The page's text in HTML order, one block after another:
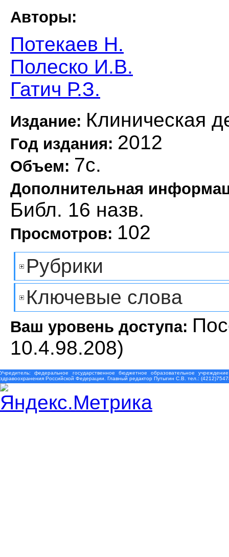
Авторы:
Потекаев Н.
Полеско И.В.
Гатич Р.З.
Издание: Клиническая
Год издания: 2012
Объем: 7с.
Дополнительная
Библ. 16 назв.
Просмотров: 102
Рубрики
Ключевые слова
Ваш уровень доступа:
10.4.98.208)
Учредитель: федеральное государственное бюджетное образовательное
здравоохранения Российской Федерации. Главный редактор Путыгин С.В. тел.: